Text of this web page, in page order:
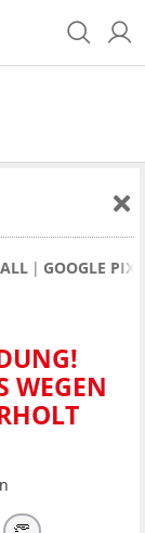
GOOGLE
WEGEN